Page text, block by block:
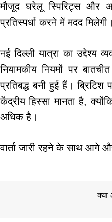
मौजूद घरेलू स्पिरिट्स और
प्रतिस्पर्धा करने में मदद मिलेगी।
नई दिल्ली यात्रा का उद्देश्य
नियामकीय नियमों पर
प्रतिबद्ध बनी हुई हैं। ब्रिटिश
केंद्रीय हिस्सा मानता है,
अधिक है।
वार्ता जारी रहने के साथ आगे